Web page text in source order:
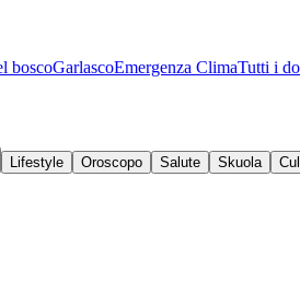
boscoGarlascoEmergenza ClimaTutti i
Lifestyle Oroscopo Salute Skuola